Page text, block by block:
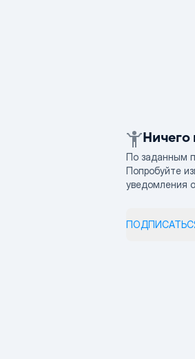
Ничего
По заданным
Попробуйте
уведомления